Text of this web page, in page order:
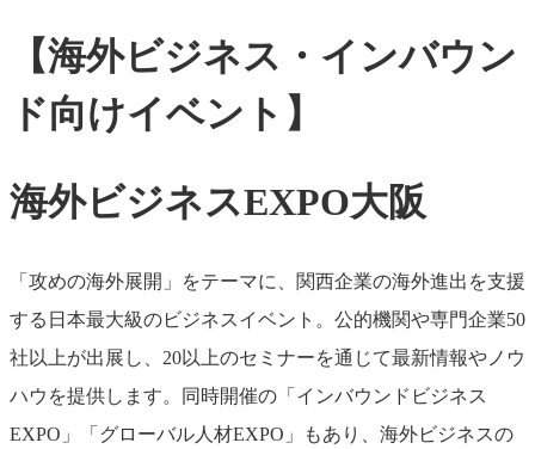
【海外ビジネス・インバウン
ド向けイベント】
海外ビジネスEXPO大阪
「攻めの海外展開」をテーマに、関西企業の海外進出を支援
する日本最大級のビジネスイベント。公的機関や専門企業50
社以上が出展し、20以上のセミナーを通じて最新情報やノウ
ハウを提供します。同時開催の「インバウンドビジネス
EXPO」「グローバル人材EXPO」もあり、海外ビジネスの